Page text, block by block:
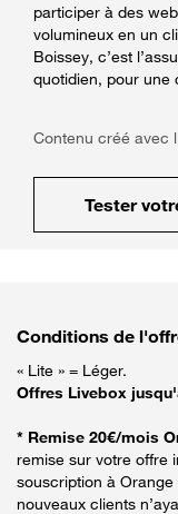
participer à des
volumineux en un
Boissey, c’est
quotidien, pour une
Contenu créé avec
Tester
Conditions de
« Lite » = Léger.
Offres Livebox
* Remise 20€/mois
remise sur votre offre
souscription à
nouveaux clients